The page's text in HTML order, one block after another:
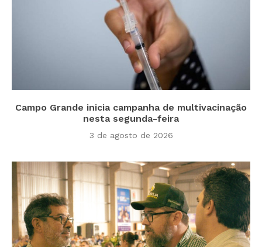
Campo Grande inicia campanha de multivacinação
nesta segunda-feira
3 de agosto de 2026